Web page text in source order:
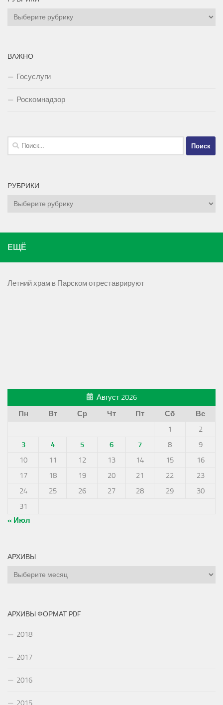
Рубрики
ВАЖНО
Госуслуги
Роскомнадзор
Найти:
РУБРИКИ
Рубрики
ЕЩЁ
Летний храм в Парском отреставрируют
Август 2026
Пн
Вт Ср Чт Пт Сб
Вс
1
2
3
4 5 6 7 8
9
10
11 12 13 14 15
16
17
18 19 20 21 22
23
24
25 26 27 28 29
30
31
« Июл
АРХИВЫ
Архивы
АРХИВЫ ФОРМАТ PDF
2018
2017
2016